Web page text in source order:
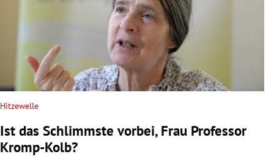
Hitzewelle
Ist das Schlimmste vorbei, Frau Professor
Kromp-Kolb?